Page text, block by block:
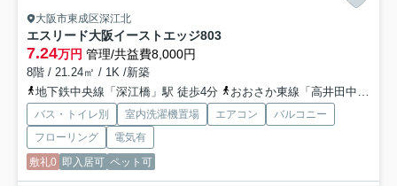
大阪市東成区深江北
エスリード大阪イーストエッジ803
7.24万円 管理/共益費8,000円
8階 / 21.24㎡ / 1K /新築
地下鉄中央線「深江橋」駅 徒歩4分
おおさか東線「高井田中央」駅 徒歩15分
バス・トイレ別 室内洗濯機置場 エアコン
バルコニー
フローリング
電気有
敷礼0 即入居可 ペット可